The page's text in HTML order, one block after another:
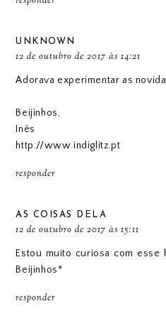
UNKNOWN
12 de outubro de 2017 às 14:21
Adorava experimentar as
Beijinhos,
Inês
http://www.indiglitz.pt
responder
AS COISAS DELA
12 de outubro de 2017 às 15:11
Estou muito curiosa com esse
Beijinhos*
responder